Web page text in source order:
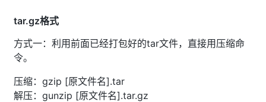
tar.gz格式
方式一：利用前面已经打包好的tar文件，直接用压缩命
令。
压缩：gzip [原文件名].tar
解压：gunzip [原文件名].tar.gz